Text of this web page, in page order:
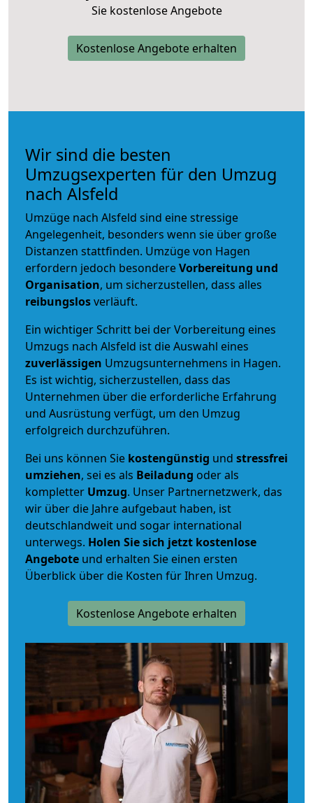
Sie kostenlose Angebote
Kostenlose Angebote erhalten
Wir sind die besten
Umzugsexperten für den Umzug
nach Alsfeld
Umzüge nach Alsfeld sind eine stressige
Angelegenheit, besonders wenn sie über große
Distanzen stattfinden. Umzüge von Hagen
erfordern jedoch besondereVorbereitung und
Organisation, um sicherzustellen, dass alles
reibungslosverläuft.
Ein wichtiger Schritt bei der Vorbereitung eines
Umzugs nach Alsfeld ist die Auswahl eines
zuverlässigen Umzugsunternehmens in Hagen.
Es ist wichtig, sicherzustellen, dass das
Unternehmen über die erforderliche Erfahrung
und Ausrüstung verfügt, um den Umzug
erfolgreich durchzuführen.
Bei uns können Sie kostengünstig und stressfrei
umziehen, sei es als Beiladung oder als
kompletter Umzug. Unser Partnernetzwerk, das
wir über die Jahre aufgebaut haben, ist
deutschlandweit und sogar international
unterwegs. Holen Sie sich jetzt kostenlose
Angebote und erhalten Sie einen ersten
Überblick über die Kosten für Ihren Umzug.
Kostenlose Angebote erhalten